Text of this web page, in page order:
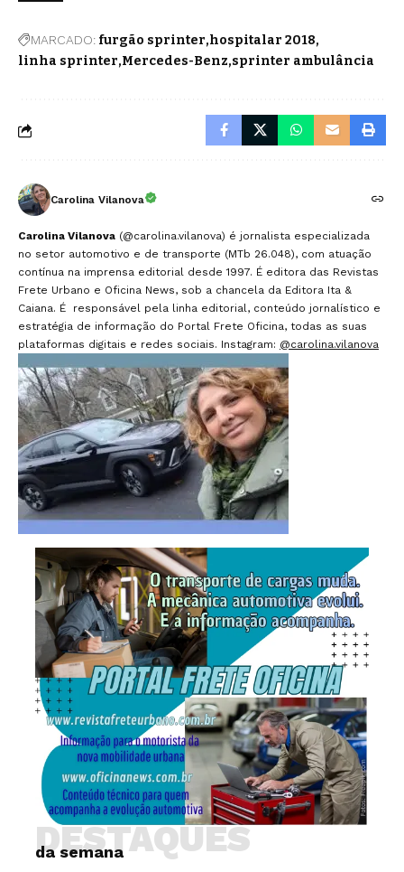
MARCADO: furgão sprinter hospitalar 2018
linha sprinter Mercedes-Benz sprinter ambulância
Carolina Vilanova
Carolina Vilanova (@carolina.vilanova) é jornalista especializada
no setor automotivo e de transporte (MTb 26.048), com atuação
contínua na imprensa editorial desde 1997. É editora das Revistas
Frete Urbano e Oficina News, sob a chancela da Editora Ita &
Caiana. É responsável pela linha editorial, conteúdo jornalístico e
estratégia de informação do Portal Frete Oficina, todas as suas
plataformas digitais e redes sociais. Instagram: @carolina.vilanova
da semana
DESTAQUES